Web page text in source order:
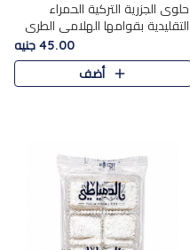
حلوى الجزرية التركية الحمراء
التقليدية بقوامها الهلامي الطري
ولونها الأحمر المميز، محشوة
بسخاء بالفول السوداني المحمص
لتمنحك توازنًا رائعًا ..
45.00 جنيه
أضف